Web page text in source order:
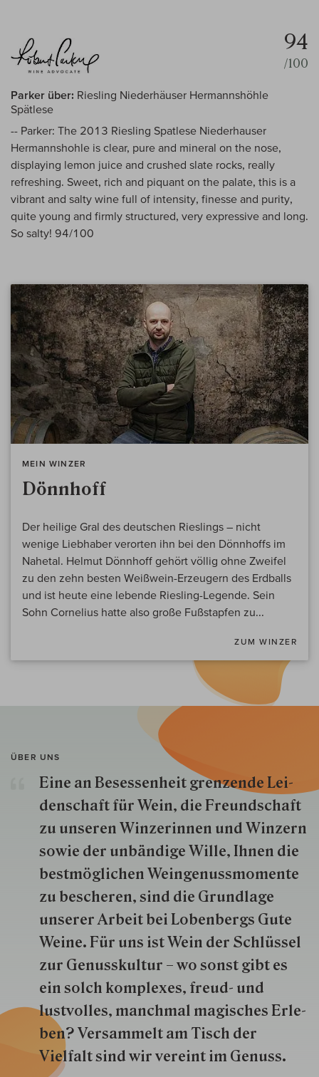
94
/100
Parker über: Riesling Niederhäuser Hermannshöhle
Spätlese
-- Parker: The 2013 Riesling Spatlese Niederhauser
Hermannshohle is clear, pure and mineral on the nose,
displaying lemon juice and crushed slate rocks, really
refreshing. Sweet, rich and piquant on the palate, this is a
vibrant and salty wine full of intensity, finesse and purity,
quite young and firmly structured, very expressive and long.
So salty! 94/100
MEIN WINZER
Dönnhoff
Der heilige Gral des deutschen Rieslings – nicht
wenige Liebhaber verorten ihn bei den Dönnhoffs im
Nahetal. Helmut Dönnhoff gehört völlig ohne Zweifel
zu den zehn besten Weißwein-Erzeugern des Erdballs
und ist heute eine lebende Riesling-Legende. Sein
Sohn Cornelius hatte also große Fußstapfen zu...
ZUM WINZER
ÜBER UNS
Eine an Besessenheit gren­zende Lei­
den­schaft für Wein, die Freund­schaft
zu unseren Win­zer­innen und Win­zern
so­wie der un­bän­dige Wille, Ihnen die
best­mög­lich­en Wein­genuss­momente
zu besche­ren, sind die Grund­lage
unserer Arbeit bei Lobenbergs Gute
Weine. Für uns ist Wein der Schlüs­sel
zur Genuss­kultur – wo sonst gibt es
ein solch kom­plexes, freud- und
lustvolles, manchmal ma­gisch­es Er­le­
ben? Versammelt am Tisch der
Vielfalt sind wir ver­eint im Genuss.